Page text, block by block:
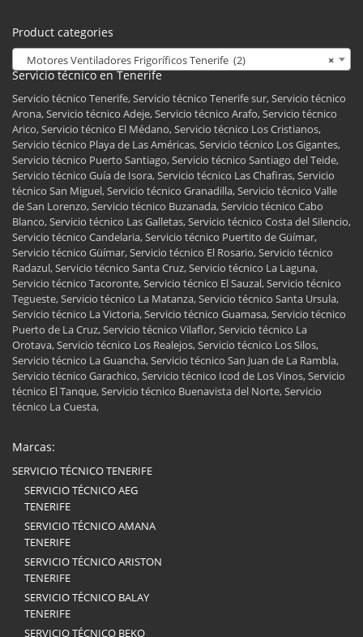
Product categories
×
Motores Ventiladores Frigoríficos Tenerife (2)
Servicio técnico en Tenerife
Servicio técnico Tenerife, Servicio técnico Tenerife sur, Servicio técnico
Arona, Servicio técnico Adeje, Servicio técnico Arafo, Servicio técnico
Arico, Servicio técnico El Médano, Servicio técnico Los Cristianos,
Servicio técnico Playa de Las Américas, Servicio técnico Los Gigantes,
Servicio técnico Puerto Santiago, Servicio técnico Santiago del Teide,
Servicio técnico Guía de Isora, Servicio técnico Las Chafiras, Servicio
técnico San Miguel, Servicio técnico Granadilla, Servicio técnico Valle
de San Lorenzo, Servicio técnico Buzanada, Servicio técnico Cabo
Blanco, Servicio técnico Las Galletas, Servicio técnico Costa del Silencio,
Servicio técnico Candelaria, Servicio técnico Puertito de Güímar,
Servicio técnico Güímar, Servicio técnico El Rosario, Servicio técnico
Radazul, Servicio técnico Santa Cruz, Servicio técnico La Laguna,
Servicio técnico Tacoronte, Servicio técnico El Sauzal, Servicio técnico
Tegueste, Servicio técnico La Matanza, Servicio técnico Santa Ursula,
Servicio técnico La Victoria, Servicio técnico Guamasa, Servicio técnico
Puerto de La Cruz, Servicio técnico Vilaflor, Servicio técnico La
Orotava, Servicio técnico Los Realejos, Servicio técnico Los Silos,
Servicio técnico La Guancha, Servicio técnico San Juan de La Rambla,
Servicio técnico Garachico, Servicio técnico Icod de Los Vinos, Servicio
técnico El Tanque, Servicio técnico Buenavista del Norte, Servicio
técnico La Cuesta,
Marcas:
SERVICIO TÉCNICO TENERIFE
SERVICIO TÉCNICO AEG
TENERIFE
SERVICIO TÉCNICO AMANA
TENERIFE
SERVICIO TÉCNICO ARISTON
TENERIFE
SERVICIO TÉCNICO BALAY
TENERIFE
SERVICIO TÉCNICO BEKO